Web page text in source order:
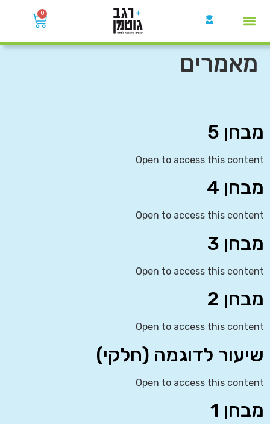
0
מאמרים
מבחן 5
Open to access this content
מבחן 4
Open to access this content
מבחן 3
Open to access this content
מבחן 2
Open to access this content
שיעור לדוגמה (חלקי)
Open to access this content
מבחן 1